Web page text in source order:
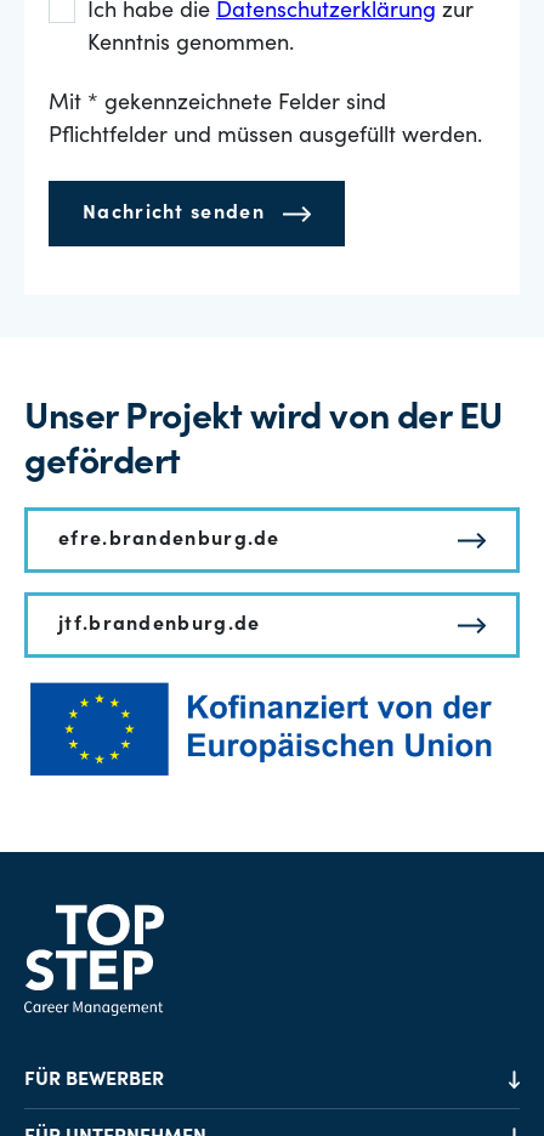
Ich habe die Datenschutzerklärung zur
Kenntnis genommen.
Mit * gekennzeichnete Felder sind
Pflichtfelder und müssen ausgefüllt werden.
Nachricht senden
Unser Projekt wird von der EU
gefördert
efre.brandenburg.de
jtf.brandenburg.de
FÜR BEWERBER
Job-Finder